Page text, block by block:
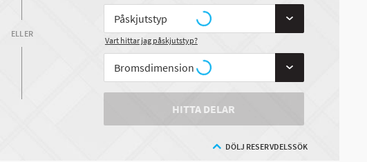
ELLER
Vart hittar jag påskjutstyp?
HITTA DELAR
DÖLJ RESERVDELSSÖK